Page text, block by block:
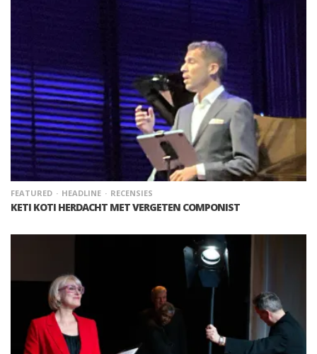
FEATURED HEADLINE RECENSIES
KETI KOTI HERDACHT MET VERGETEN COMPONIST